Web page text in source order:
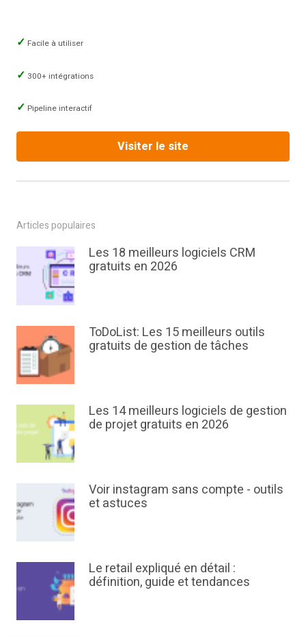
Facile à utiliser
300+ intégrations
Pipeline interactif
Visiter le site
Articles populaires
Les 18 meilleurs logiciels CRM
gratuits en 2026
ToDoList: Les 15 meilleurs outils
gratuits de gestion de tâches
Les 14 meilleurs logiciels de gestion
de projet gratuits en 2026
Voir instagram sans compte - outils
et astuces
Le retail expliqué en détail :
définition, guide et tendances